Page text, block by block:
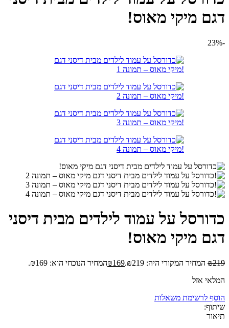
דגם מיקי מאוס!
-23%
כדורסל על עמוד לילדים מבית דיסני
דגם מיקי מאוס!
₪219 המחיר המקורי היה: ₪219. ₪169
המחיר הנוכחי הוא: ₪169.
המלאי אזל
הוסף לרשימת משאלות
שיתוף:
תיאור